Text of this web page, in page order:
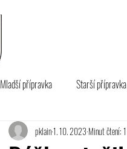
Mladší přípravka Starší přípravka
pklain1. 10. 2023 Minut čtení: 1